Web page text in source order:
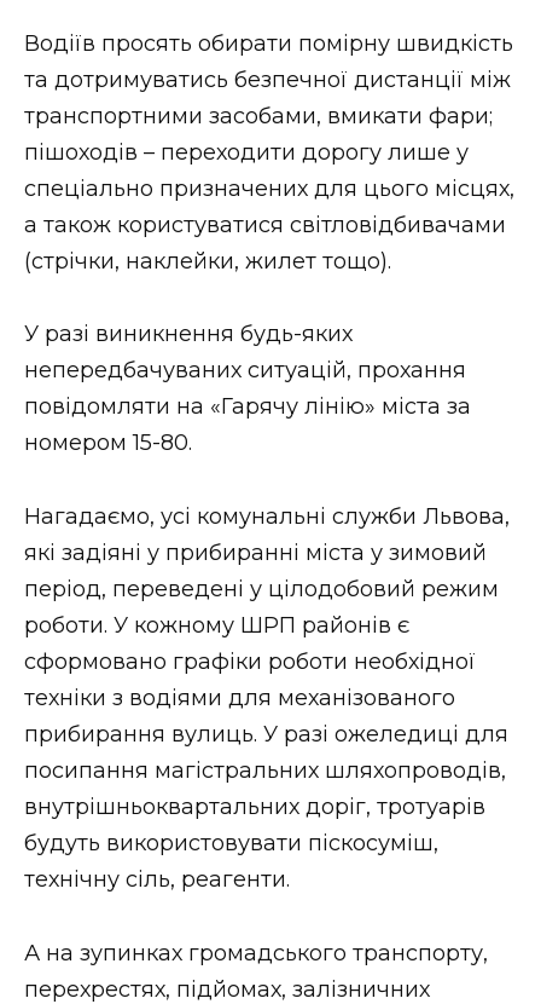
ВІДЕО
Водіїв просять обирати помірну швидкість
та дотримуватись безпечної дистанції між
транспортними засобами, вмикати фари;
пішоходів – переходити дорогу лише у
спеціально призначених для цього місцях,
а також користуватися світловідбивачами
(стрічки, наклейки, жилет тощо).
У разі виникнення будь-яких
непередбачуваних ситуацій, прохання
повідомляти на «Гарячу лінію» міста за
номером 15-80.
Нагадаємо, усі комунальні служби Львова,
які задіяні у прибиранні міста у зимовий
період, переведені у цілодобовий режим
роботи. У кожному ШРП районів є
сформовано графіки роботи необхідної
техніки з водіями для механізованого
прибирання вулиць. У разі ожеледиці для
посипання магістральних шляхопроводів,
внутрішньоквартальних доріг, тротуарів
будуть використовувати піскосуміш,
технічну сіль, реагенти.
А на зупинках громадського транспорту,
перехрестях, підйомах, залізничних